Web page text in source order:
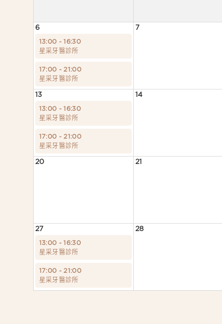
6 7
13:00 - 16:30
星采牙醫診所
17:00 - 21:00
星采牙醫診所
13 14
13:00 - 16:30
星采牙醫診所
17:00 - 21:00
星采牙醫診所
20 21
27 28
13:00 - 16:30
星采牙醫診所
17:00 - 21:00
星采牙醫診所